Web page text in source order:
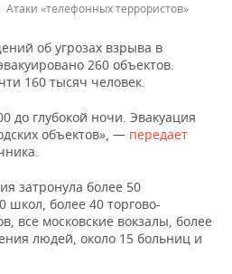
Атаки «телефонных террористов»
об угрозах взрыва в
260 объектов.
160 тысяч человек.
до глубокой ночи. Эвакуация
объектов», — передает
затронула более 50
школ, более 40 торгово-
все московские вокзалы, более
людей, около 15 больниц и